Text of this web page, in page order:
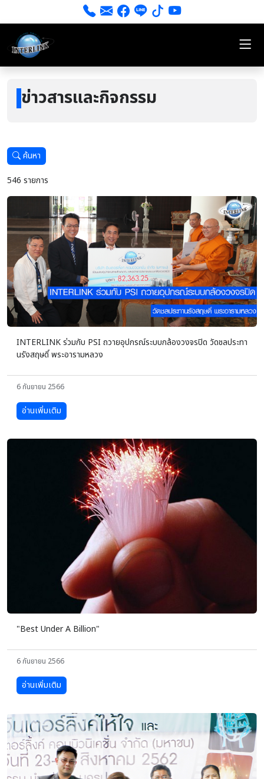
ข่าวสารและกิจกรรม
ค้นหา
546 รายการ
INTERLINK ร่วมกับ PSI ถวายอุปกรณ์ระบบกล้องวงจรปิด วัดชลประทา
นรังสฤษดิ์ พระอารามหลวง
6 กันยายน 2566
อ่านเพิ่มเติม
"Best Under A Billion"
6 กันยายน 2566
อ่านเพิ่มเติม